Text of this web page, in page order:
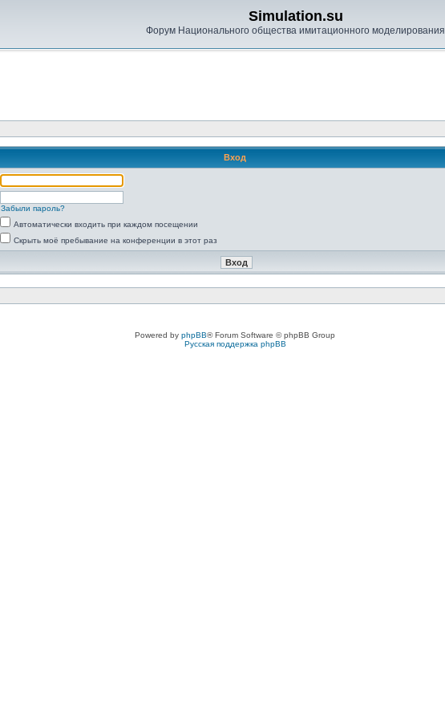
Simulation.su
Форум Национального общества имитационного моделирования
Вход
Забыли пароль?
Автоматически входить при каждом посещении
Скрыть моё пребывание на конференции в этот раз
Powered by phpBB® Forum Software © phpBB Group
Русская поддержка phpBB